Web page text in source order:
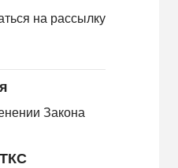
на рассылку
Закона